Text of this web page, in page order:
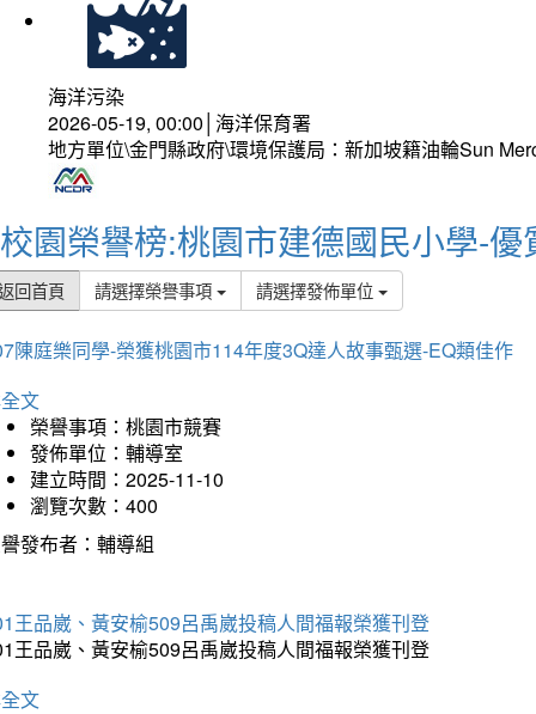
海洋污染
2026-05-19, 00:00│海洋保育署
地方單位\金門縣政府\環境保護局：新加坡籍油輪Sun
校園榮譽榜:桃園市建德國民小學-優
回首頁 請選擇榮譽事項 請選擇發佈單位
陳庭樂同學-榮獲桃園市114年度3Q達人故事甄選-EQ類佳作
文
榮譽事項：桃園市競賽
發佈單位：輔導室
建立時間：2025-11-10
瀏覽次數：400
發布者：輔導組
王品崴、黃安榆509呂禹崴投稿人間福報榮獲刊登
王品崴、黃安榆509呂禹崴投稿人間福報榮獲刊登
文